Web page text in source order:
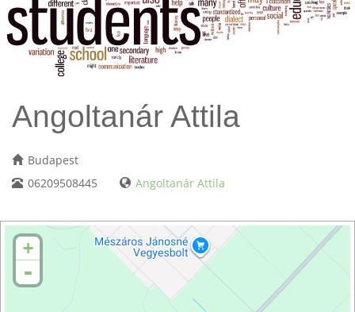
Angoltanár Attila
Budapest
06209508445
Angoltanár Attila
+
-